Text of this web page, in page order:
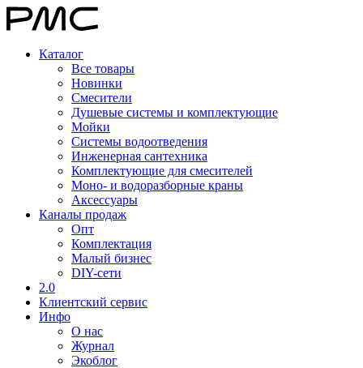
Каталог
Все товары
Новинки
Смесители
Душевые системы и комплектующие
Мойки
Системы водоотведения
Инженерная сантехника
Комплектующие для смесителей
Моно- и водоразборные краны
Аксессуары
Каналы продаж
Опт
Комплектация
Малый бизнес
DIY-сети
2.0
Клиентский сервис
Инфо
О нас
Журнал
Экоблог